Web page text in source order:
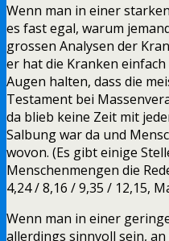
Wenn man in einer
es fast egal, warum
grossen Analysen der
er hat die Kranken
Augen halten, dass die
Testament bei
da blieb keine Zeit mit
Salbung war da und
wovon. (Es gibt einige
Menschenmengen die
4,24 / 8,16 / 9,35 / 12,15,
Wenn man in einer
allerdings sinnvoll sein,